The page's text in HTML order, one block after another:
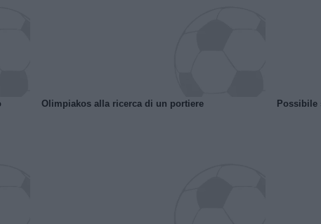
Olimpiakos alla ricerca di un portiere Possibile